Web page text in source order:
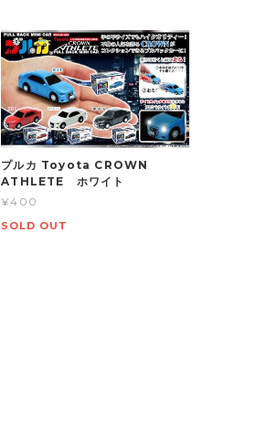
プルカ Toyota CROWN
ATHLETE ホワイト
¥400
SOLD OUT